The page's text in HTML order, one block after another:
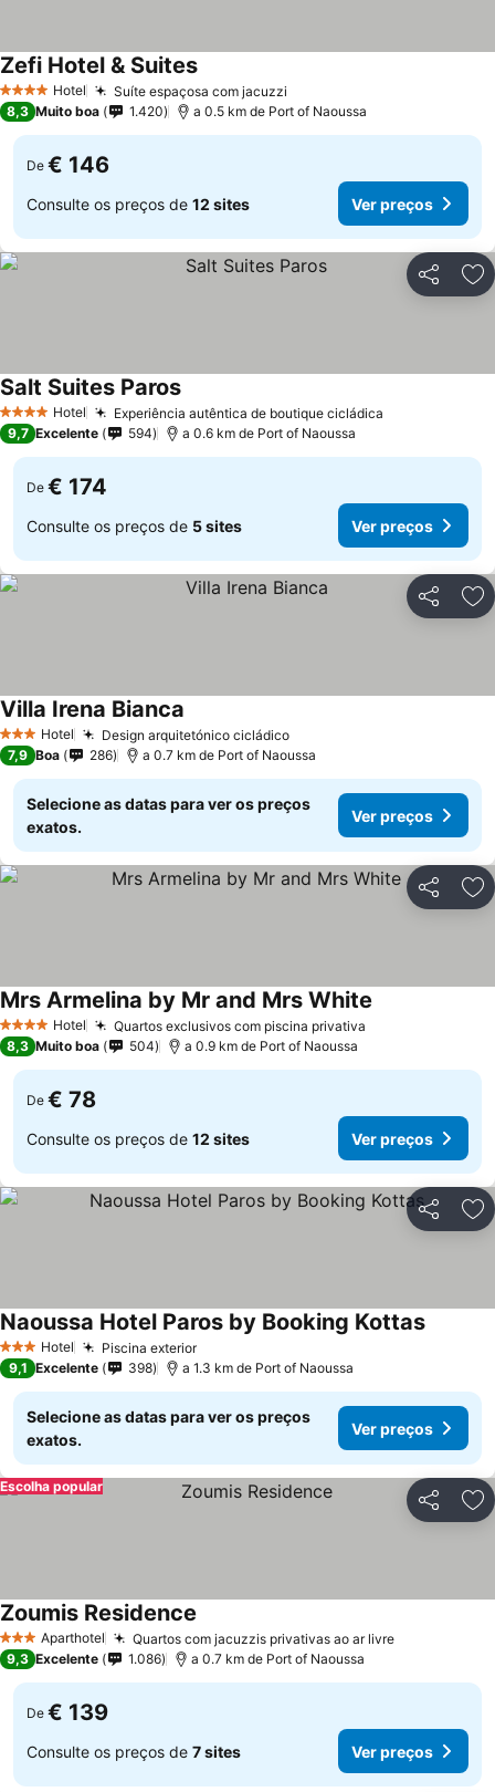
4 EstrelasHotel Suíte espaçosa com jacuzzi
Zefi Hotel & SuitesVer preços
8,3 Muito boa 1.420 a 0.5 km de Port of Naoussa
De € 146
Consulte os preços de 12 sites Ver preços
Partilhar
4 EstrelasHotel Experiência autêntica de boutique cicládica
Salt Suites ParosVer preços
9,7 Excelente 594 a 0.6 km de Port of Naoussa
De € 174
Consulte os preços de 5 sites Ver preços
Partilhar
3 EstrelasHotel Design arquitetónico cicládicoVer preços
Villa Irena Bianca
7,9 Boa 286 a 0.7 km de Port of Naoussa
Selecione as datas para ver os preços
exatos.
Ver preços
Partilhar
4 EstrelasHotel Quartos exclusivos com piscina privativa
Mrs Armelina by Mr and Mrs White
8,3 Muito boa 504 a 0.9 km de Port of Naoussa
De € 78
Consulte os preços de 12 sites Ver preços
Partilhar
3 EstrelasHotel Piscina exteriorVer preços
Naoussa Hotel Paros by Booking KottasVer
9,1 Excelente 398 a 1.3 km de Port of Naoussa
Selecione as datas para ver os preços
exatos.
Ver preços
Partilhar
Escolha popular
3 EstrelasAparthotel Quartos com jacuzzis privativas ao ar livreVer preços
Zoumis Residence
9,3 Excelente 1.086 a 0.7 km de Port of Naoussa
De € 139
Consulte os preços de 7 sites Ver preços